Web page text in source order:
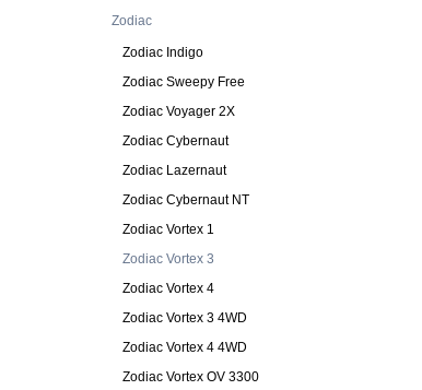
Zodiac
Zodiac Indigo
Zodiac Sweepy Free
Zodiac Voyager 2X
Zodiac Cybernaut
Zodiac Lazernaut
Zodiac Cybernaut NT
Zodiac Vortex 1
Zodiac Vortex 3
Zodiac Vortex 4
Zodiac Vortex 3 4WD
Zodiac Vortex 4 4WD
Zodiac Vortex OV 3300